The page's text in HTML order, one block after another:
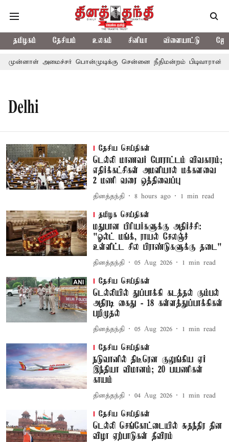
தமிழகம் தேசியம் உலகம் சினிமா விளையாட்டு
முன்னாள் அமைச்சர் பொன்முடிக்கு சென்னை நீதிமன்றம் பிடிவாராண்ட்
Delhi
தேசிய செய்திகள்
டெல்லி மாணவர் போராட்டம் விவகாரம்;
எதிர்க்கட்சிகள் அமளியால் மக்களவை
2 மணி வரை ஒத்திவைப்பு
தினத்தந்தி 8 hours ago 1 min read
தமிழக செய்திகள்
மதுபான பிரியர்களுக்கு அதிர்ச்சி:
"ஓல்ட் மங்க், ராயல் சேலஞ்ச்
உள்ளிட்ட சில பிராண்டுகளுக்கு தடை"
தினத்தந்தி 05 Aug 2026 1 min read
தேசிய செய்திகள்
டெல்லியில் துப்பாக்கி கடத்தல் கும்பல்
அதிரடி கைது - 18 கள்ளத்துப்பாக்கிகள்
பறிமுதல்
தினத்தந்தி 05 Aug 2026 1 min read
தேசிய செய்திகள்
நடுவானில் திடீரென குலுங்கிய ஏர்
இந்தியா விமானம்; 20 பயணிகள்
காயம்
தினத்தந்தி 04 Aug 2026 1 min read
தேசிய செய்திகள்
டெல்லி செங்கோட்டையில் சுதந்திர தின
விழா ஏற்பாடுகள் தீவிரம்